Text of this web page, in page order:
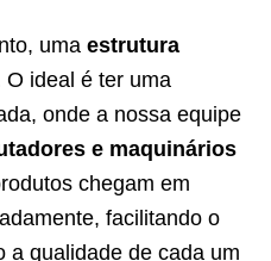
uma estrutura
O ideal é ter uma
onde a nossa equipe
e maquinários
chegam em
facilitando o
a qualidade de cada um